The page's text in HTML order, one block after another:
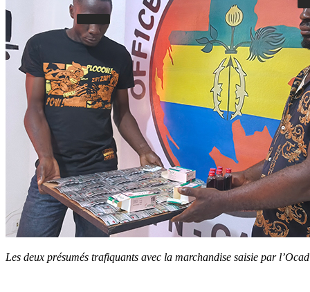
Les deux présumés trafiquants avec la marchandise saisie par